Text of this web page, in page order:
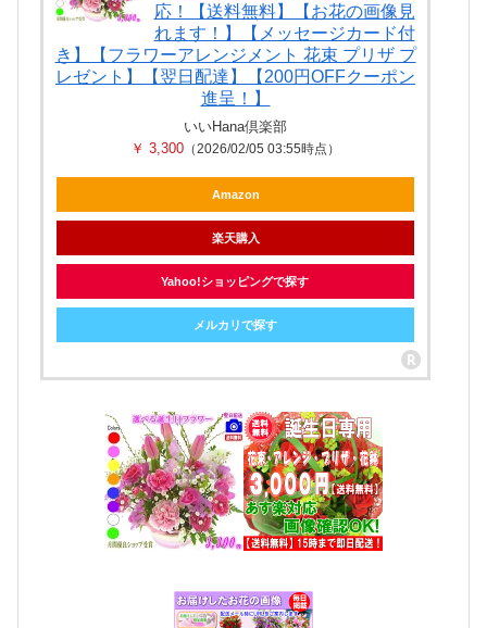
応！【送料無料】【お花の画像見
れます！】【メッセージカード付
き】【フラワーアレンジメント 花束 プリザ プ
レゼント】【翌日配達】【200円OFFクーポン
進呈！】
いいHana倶楽部
￥ 3,300 （2026/02/05 03:55時点）
Amazon
楽天購入
Yahoo!ショッピングで探す
メルカリで探す